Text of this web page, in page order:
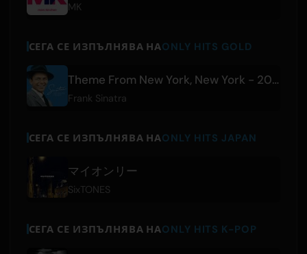
MK
СЕГА СЕ ИЗПЪЛНЯВА НАONLY HITS GOLD
Theme From New York, New York - 2008 Remastered
Frank Sinatra
СЕГА СЕ ИЗПЪЛНЯВА НАONLY HITS JAPAN
マイオンリー
SixTONES
СЕГА СЕ ИЗПЪЛНЯВА НАONLY HITS K-POP